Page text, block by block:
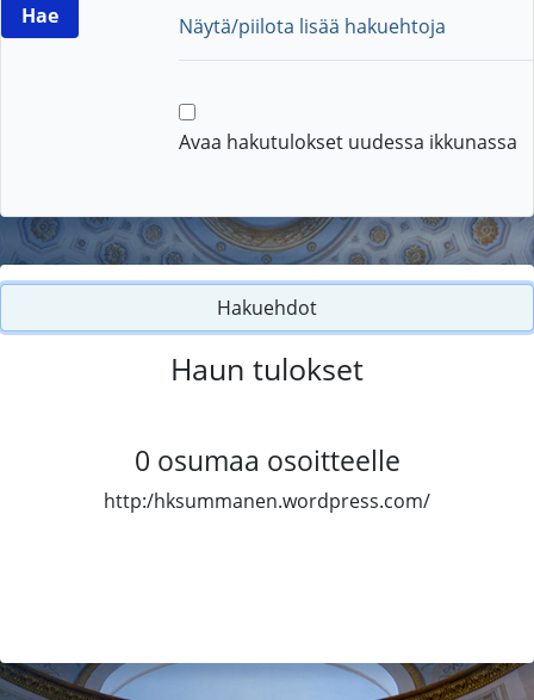
Näytä/piilota lisää hakuehtoja
Avaa hakutulokset uudessa ikkunassa
Hakuehdot
Haun tulokset
0 osumaa osoitteelle
http:/hksummanen.wordpress.com/